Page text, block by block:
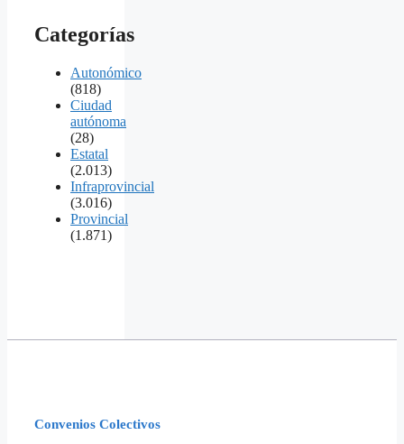
Categorías
Autonómico
(818)
Ciudad
autónoma
(28)
Estatal
(2.013)
Infraprovincial
(3.016)
Provincial
(1.871)
Convenios Colectivos